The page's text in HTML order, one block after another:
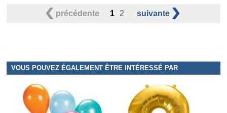
précédente 1 2 suivante
VOUS POUVEZ ÉGALEMENT ÊTRE INTÉRESSÉ PAR